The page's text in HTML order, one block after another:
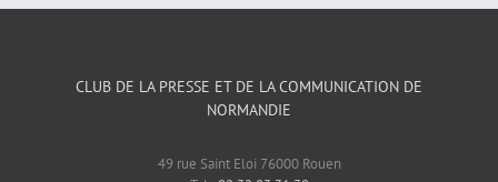
CLUB DE LA PRESSE ET DE LA COMMUNICATION DE
NORMANDIE
49 rue Saint Eloi 76000 Rouen